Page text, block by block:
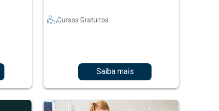
Cursos Gratuitos
Saiba mais